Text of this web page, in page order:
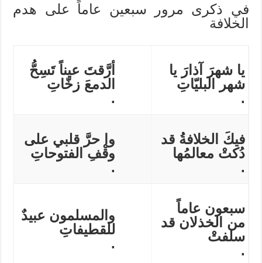
في ذكرى مرور سبعين عاماً على هدم
الخلافة
يا شهرَ آذارَ يا
شهر البليّاتِ
.
أرَّقتَ عيناً تَسِحُّ
الدمعَ زخّاتِ
.
فيكَ الخلافةُ قد
دُكتْ معالمُها
.
وا حرَّ قلبي على
وقْفِ الفتوحاتِ
.
سبعون عاماً
من الخذلان قد
سلفتْ
.
والمسلمون عبيدٌ
للقطيفاتِ
.